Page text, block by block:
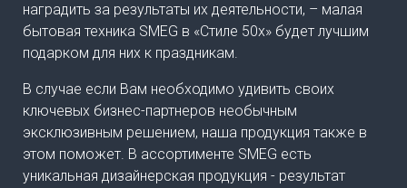
наградить за результаты их деятельности, – малая
бытовая техника SMEG в «Стиле 50х» будет лучшим
подарком для них к праздникам.
В случае если Вам необходимо удивить своих
ключевых бизнес-партнеров необычным
эксклюзивным решением, наша продукция также в
этом поможет. В ассортименте SMEG есть
уникальная дизайнерская продукция - результат